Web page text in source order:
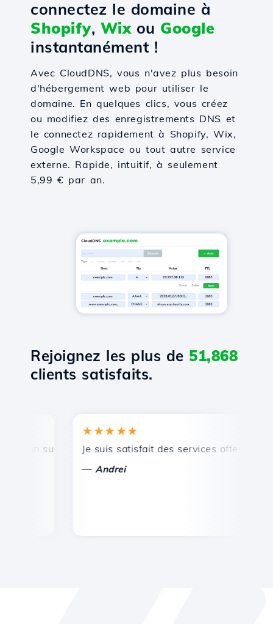
connectez le domaine à
Shopify, Wixou Google
instantanément !
Avec CloudDNS, vous n'avez plus besoin
d'hébergement web pour utiliser le
domaine. En quelques clics, vous créez
ou modifiez des enregistrements DNS et
le connectez rapidement à Shopify, Wix,
Google Workspace ou tout autre service
externe. Rapide, intuitif, à seulement
5,99 € par an.
Rejoignez les plus de 51,868
clients satisfaits.
support technique rapide et efficace.
★★★★★
Je suis satisfait des services offerts par
Andrei